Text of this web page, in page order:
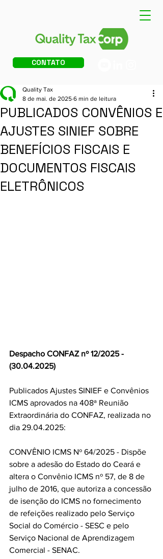
CONTATO
PUBLICADOS CONVÊNIOS E
AJUSTES SINIEF SOBRE
BENEFÍCIOS FISCAIS E
DOCUMENTOS FISCAIS
ELETRÔNICOS
Quality Tax
8 de mai. de 2025 6 min de leitura
Despacho CONFAZ nº 12/2025 -
(30.04.2025)
Publicados Ajustes SINIEF e Convênios
ICMS aprovados na 408ª Reunião
Extraordinária do CONFAZ, realizada no
dia 29.04.2025:
CONVÊNIO ICMS Nº 64/2025 - Dispõe
sobre a adesão do Estado do Ceará e
altera o Convênio ICMS nº 57, de 8 de
julho de 2016, que autoriza a concessão
de isenção do ICMS no fornecimento
de refeições realizado pelo Serviço
Social do Comércio - SESC e pelo
Serviço Nacional de Aprendizagem
Comercial - SENAC.